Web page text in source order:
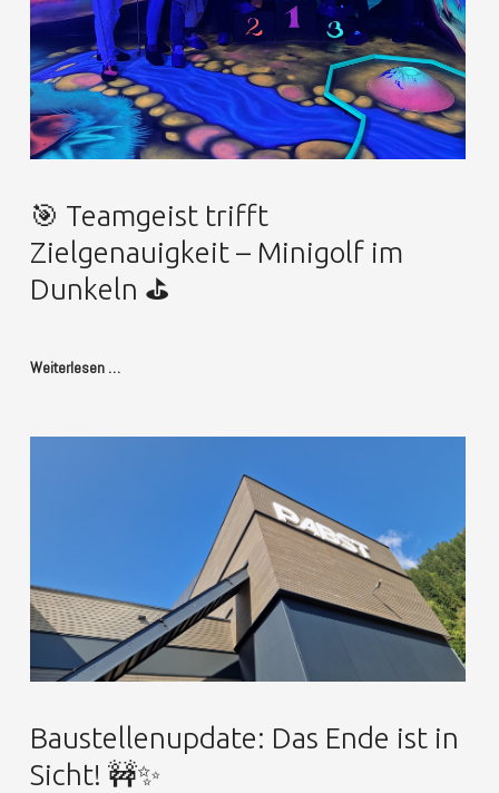
🎯 Teamgeist trifft
Zielgenauigkeit – Minigolf im
Dunkeln ⛳️
Weiterlesen …
Baustellenupdate: Das Ende ist in
Sicht! 🚧✨